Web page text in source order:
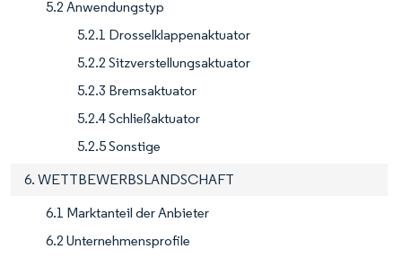
5.2 Anwendungstyp
5.2.1 Drosselklappenaktuator
5.2.2 Sitzverstellungsaktuator
5.2.3 Bremsaktuator
5.2.4 Schließaktuator
5.2.5 Sonstige
6. WETTBEWERBSLANDSCHAFT
6.1 Marktanteil der Anbieter
6.2 Unternehmensprofile